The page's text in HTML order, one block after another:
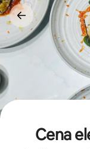
Ir
al
contenido
Cena